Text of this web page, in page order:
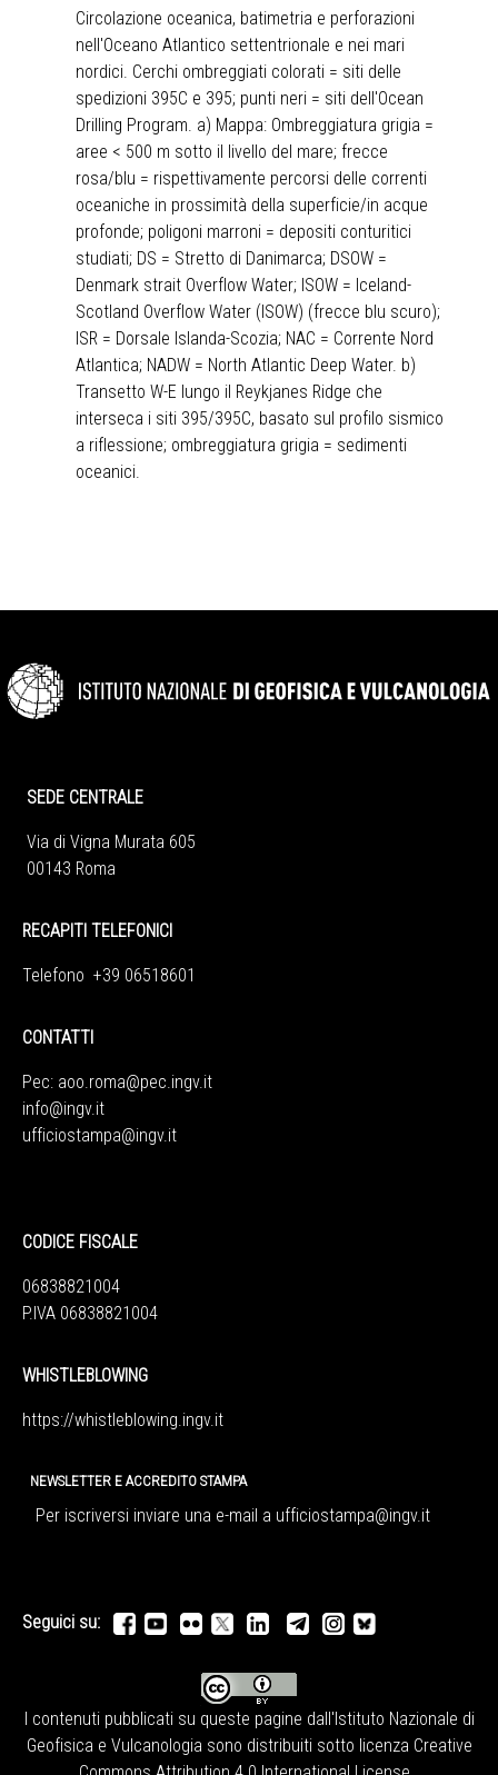
Circolazione oceanica, batimetria e perforazioni
nell'Oceano Atlantico settentrionale e nei mari
nordici. Cerchi ombreggiati colorati = siti delle
spedizioni 395C e 395; punti neri = siti dell'Ocean
Drilling Program. a) Mappa: Ombreggiatura grigia =
aree < 500 m sotto il livello del mare; frecce
rosa/blu = rispettivamente percorsi delle correnti
oceaniche in prossimità della superficie/in acque
profonde; poligoni marroni = depositi conturitici
studiati; DS = Stretto di Danimarca; DSOW =
Denmark strait Overflow Water; ISOW = Iceland-
Scotland Overflow Water (ISOW) (frecce blu scuro);
ISR = Dorsale Islanda-Scozia; NAC = Corrente Nord
Atlantica; NADW = North Atlantic Deep Water. b)
Transetto W-E lungo il Reykjanes Ridge che
interseca i siti 395/395C, basato sul profilo sismico
a riflessione; ombreggiatura grigia = sedimenti
oceanici.
SEDE CENTRALE
Via di Vigna Murata 605
00143 Roma
RECAPITI TELEFONICI
Telefono +39 06518601
CONTATTI
Pec: aoo.roma@pec.ingv.it
info@ingv.it
ufficiostampa@ingv.it
CODICE FISCALE
06838821004
P.IVA 06838821004
WHISTLEBLOWING
https://whistleblowing.ingv.it
NEWSLETTER E ACCREDITO STAMPA
Per iscriversi inviare una e-mail a ufficiostampa@ingv.it
Seguici su:
I contenuti pubblicati su queste pagine dall'Istituto Nazionale di
Geofisica e Vulcanologia sono distribuiti sotto licenza Creative